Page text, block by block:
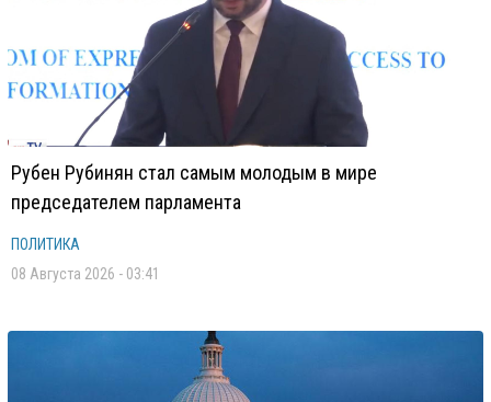
Рубен Рубинян стал самым молодым в мире
председателем парламента
ПОЛИТИКА
08 Августа 2026 - 03:41